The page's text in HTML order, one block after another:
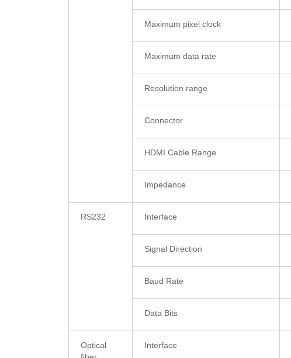
Maximum pixel clock
Maximum data rate
Resolution range
Connector
HDMI Cable Range
Impedance
RS232 Interface
Signal Direction
Baud Rate
Data Bits
Optical
Interface